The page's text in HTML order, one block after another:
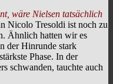
wäre Nielsen tatsächlich
Nicolo Tresoldi ist noch zu
Ähnlich hatten wir es
der Hinrunde stark
Phase. In der
schwanden, tauchte auch